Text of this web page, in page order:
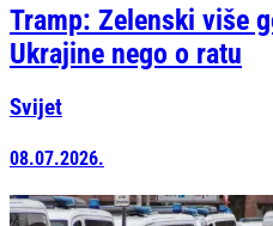
Tramp: Zelenski više
Ukrajine nego o ratu
Svijet
08.07.2026.